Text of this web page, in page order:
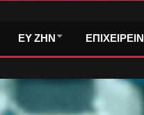
ΕΥ ΖΗΝ ΕΠΙΧΕΙΡΕΙΝ